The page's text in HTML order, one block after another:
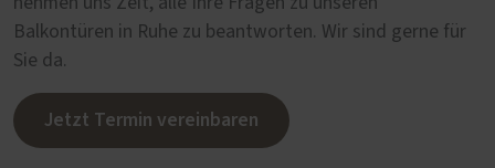
Balkontüren in Ruhe zu beantworten. Wir sind gerne für
Sie da.
Jetzt Termin vereinbaren